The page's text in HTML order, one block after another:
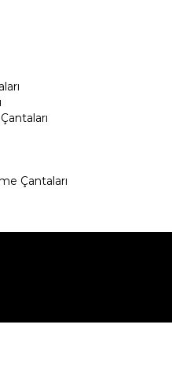
Çantaları